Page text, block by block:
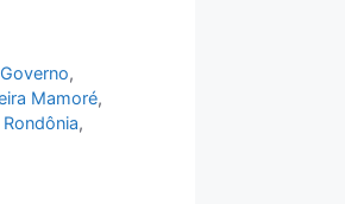
Governo,
Mamoré,
Rondônia,